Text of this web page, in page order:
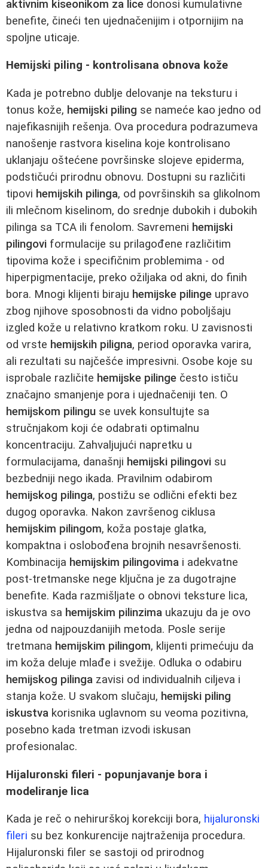
aktivnim kiseonikom za lice donosi kumulativne
benefite, čineći ten ujednačenijim i otpornijim na
spoljne uticaje.
Hemijski piling - kontrolisana obnova kože
Kada je potrebno dublje delovanje na teksturu i
tonus kože, hemijski piling se nameće kao jedno od
najefikasnijih rešenja. Ova procedura podrazumeva
nanošenje rastvora kiselina koje kontrolisano
uklanjaju oštećene površinske slojeve epiderma,
podstičući prirodnu obnovu. Dostupni su različiti
tipovi hemijskih pilinga, od površinskih sa glikolnom
ili mlečnom kiselinom, do srednje dubokih i dubokih
pilinga sa TCA ili fenolom. Savremeni hemijski
pilingovi formulacije su prilagođene različitim
tipovima kože i specifičnim problemima - od
hiperpigmentacije, preko ožiljaka od akni, do finih
bora. Mnogi klijenti biraju hemijske pilinge upravo
zbog njihove sposobnosti da vidno poboljšaju
izgled kože u relativno kratkom roku. U zavisnosti
od vrste hemijskih piligna, period oporavka varira,
ali rezultati su najčešće impresivni. Osobe koje su
isprobale različite hemijske pilinge često ističu
značajno smanjenje pora i ujednačeniji ten. O
hemijskom pilingu se uvek konsultujte sa
stručnjakom koji će odabrati optimalnu
koncentraciju. Zahvaljujući napretku u
formulacijama, današnji hemijski pilingovi su
bezbedniji nego ikada. Pravilnim odabirom
hemijskog pilinga, postižu se odlični efekti bez
dugog oporavka. Nakon završenog ciklusa
hemijskim pilingom, koža postaje glatka,
kompaktna i oslobođena brojnih nesavršenosti.
Kombinacija hemijskim pilingovima i adekvatne
post-tretmanske nege ključna je za dugotrajne
benefite. Kada razmišljate o obnovi teksture lica,
iskustva sa hemijskim pilinzima ukazuju da je ovo
jedna od najpouzdanijih metoda. Posle serije
tretmana hemijskim pilingom, klijenti primećuju da
im koža deluje mlađe i svežije. Odluka o odabiru
hemijskog pilinga zavisi od individualnih ciljeva i
stanja kože. U svakom slučaju, hemijski piling
iskustva korisnika uglavnom su veoma pozitivna,
posebno kada tretman izvodi iskusan
profesionalac.
Hijaluronski fileri - popunjavanje bora i
modeliranje lica
Kada je reč o nehirurškoj korekciji bora, hijaluronski
fileri su bez konkurencije najtraženija procedura.
Hijaluronski filer se sastoji od prirodnog